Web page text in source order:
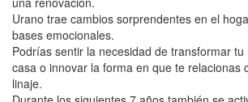
Urano trae cambios sorprendentes en el
bases emocionales.
Podrías sentir la necesidad de transformar
casa o innovar la forma en que te relacionas
linaje.